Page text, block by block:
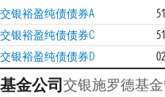
交银裕盈纯债债券A
交银裕盈纯债债券C
交银裕盈纯债债券D
基金公司交银施罗德基